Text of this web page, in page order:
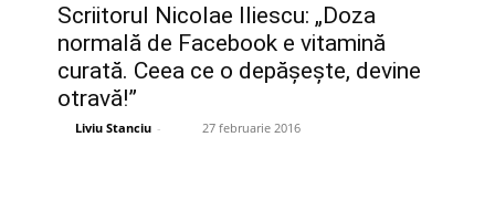
Scriitorul Nicolae Iliescu: „Doza
normală de Facebook e vitamină
curată. Ceea ce o depăşeşte, devine
otravă!”
Liviu Stanciu - 27 februarie 2016